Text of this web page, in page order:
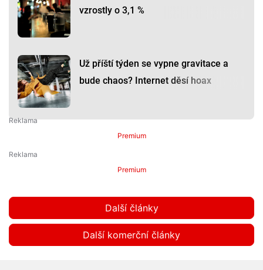
vzrostly o 3,1 %
Už příští týden se vypne gravitace a
bude chaos? Internet děsí hoax
Premium
Premium
Další články
Další komerční články